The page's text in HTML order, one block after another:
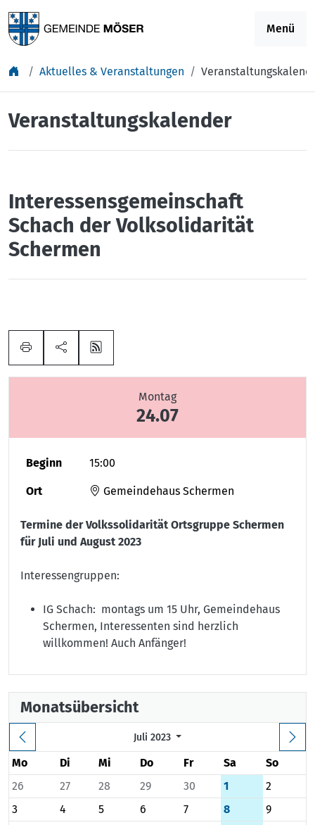
Menü
Aktuelles & Veranstaltungen
Veranstaltungskalender
Interessensgemeinschaft
Schach der Volksolidarität
Schermen
Montag
24.07
Beginn 15:00
Ort Gemeindehaus Schermen
Termine der Volkssolidarität Ortsgruppe Schermen
für Juli und August 2023
Interessengruppen:
IG Schach: montags um 15 Uhr, Gemeindehaus
Schermen, Interessenten sind herzlich
willkommen! Auch Anfänger!
Monatsübersicht
Juli 2023
Mo Di Mi Do Fr Sa
So
26
27 28 29 30 1
2
3
4 5 6 7 8
9